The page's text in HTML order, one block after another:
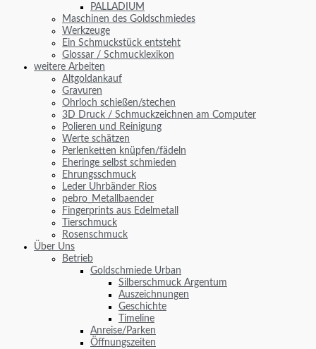
PALLADIUM
Maschinen des Goldschmiedes
Werkzeuge
Ein Schmuckstück entsteht
Glossar / Schmucklexikon
weitere Arbeiten
Altgoldankauf
Gravuren
Ohrloch schießen/stechen
3D Druck / Schmuckzeichnen am Computer
Polieren und Reinigung
Werte schätzen
Perlenketten knüpfen/fädeln
Eheringe selbst schmieden
Ehrungsschmuck
Leder Uhrbänder Rios
pebro_Metallbaender
Fingerprints aus Edelmetall
Tierschmuck
Rosenschmuck
Über Uns
Betrieb
Goldschmiede Urban
Silberschmuck Argentum
Auszeichnungen
Geschichte
Timeline
Anreise/Parken
Öffnungszeiten